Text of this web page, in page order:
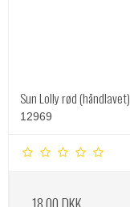
Sun Lolly rød (håndlavet)
12969